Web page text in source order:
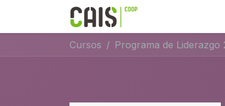
Cursos Programa de Liderazgo